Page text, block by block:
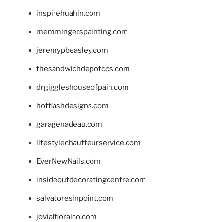
inspirehuahin.com
memmingerspainting.com
jeremypbeasley.com
thesandwichdepotcos.com
drgiggleshouseofpain.com
hotflashdesigns.com
garagenadeau.com
lifestylechauffeurservice.com
EverNewNails.com
insideoutdecoratingcentre.com
salvatoresinpoint.com
jovialfloralco.com